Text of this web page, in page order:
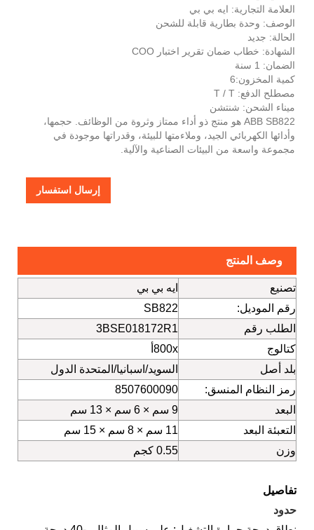
العلامة التجارية: ايه بي بي
الوصف: وحدة بطارية قابلة للشحن
الحالة: جديد
الشهادة: خطاب ضمان تقرير اختبار COO
الضمان: 1 سنة
كمية المخزون:6
مصطلح الدفع: T / T
ميناء الشحن: شنتشن
ABB SB822 هو منتج ذو أداء ممتاز وثروة من الوظائف. حجمها،
وأدائها الكهربائي الجيد، وملاءمتها للبيئة، وقدراتها موجودة في
مجموعة واسعة من البيئات الصناعية والآلية.
إرسال استفسار
وصف المنتج
تصنيع
ايه بي بي
رقم الموديل:
SB822
الطلب رقم
3BSE018172R1
كتالوج
800xأ
بلد أصل
السويد/اسبانيا/المتحدة الدول
رمز النظام المنسق:
8507600090
البعد
9 سم × 6 سم × 13 سم
التعبئة البعد
11 سم × 8 سم × 15 سم
وزن
0.55 كجم
تفاصيل
حدود